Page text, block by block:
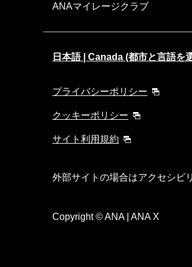
ANAマイレージクラブ
日本語 | Canada (都市と言語を
プライバシーポリシー
クッキーポリシー
サイト利用規約
外部サイトの場合はアクセシビ
Copyright© ANA | ANA X